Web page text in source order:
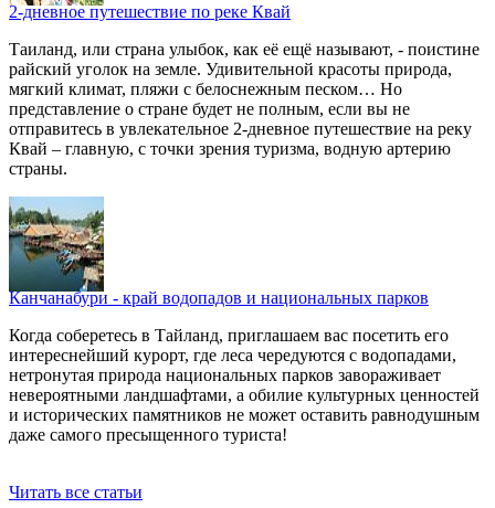
2-дневное путешествие по реке Квай
Таиланд, или страна улыбок, как её ещё называют, - поистине
райский уголок на земле. Удивительной красоты природа,
мягкий климат, пляжи с белоснежным песком… Но
представление о стране будет не полным, если вы не
отправитесь в увлекательное 2-дневное путешествие на реку
Квай – главную, с точки зрения туризма, водную артерию
страны.
Канчанабури - край водопадов и национальных парков
Когда соберетесь в Тайланд, приглашаем вас посетить его
интереснейший курорт, где леса чередуются с водопадами,
нетронутая природа национальных парков завораживает
невероятными ландшафтами, а обилие культурных ценностей
и исторических памятников не может оставить равнодушным
даже самого пресыщенного туриста!
Читать все статьи